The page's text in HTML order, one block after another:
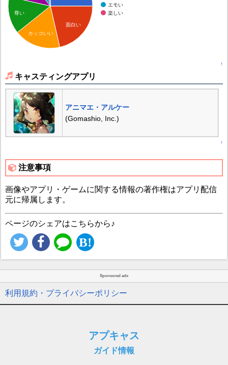
エモい
楽しい
面白い
尊い
カッコいい
↑
キャスティングアプリ
アニマエ・アルケー
(Gomashio, Inc.)
↑
注意事項
画像やアプリ・ゲームに関する情報の著作権はアプリ配信
元に帰属します。
ページのシェアはこちらから♪
Sponsored ads
利用規約・プライバシーポリシー
アプキャス
ガイド情報